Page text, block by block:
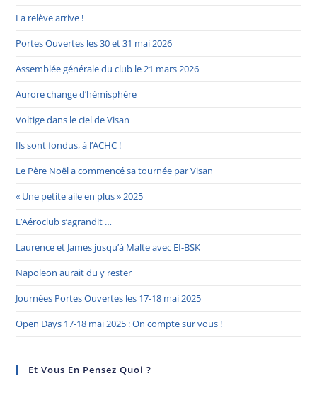
La relève arrive !
Portes Ouvertes les 30 et 31 mai 2026
Assemblée générale du club le 21 mars 2026
Aurore change d’hémisphère
Voltige dans le ciel de Visan
Ils sont fondus, à l’ACHC !
Le Père Noël a commencé sa tournée par Visan
« Une petite aile en plus » 2025
L’Aéroclub s’agrandit …
Laurence et James jusqu’à Malte avec EI-BSK
Napoleon aurait du y rester
Journées Portes Ouvertes les 17-18 mai 2025
Open Days 17-18 mai 2025 : On compte sur vous !
Et Vous En Pensez Quoi ?